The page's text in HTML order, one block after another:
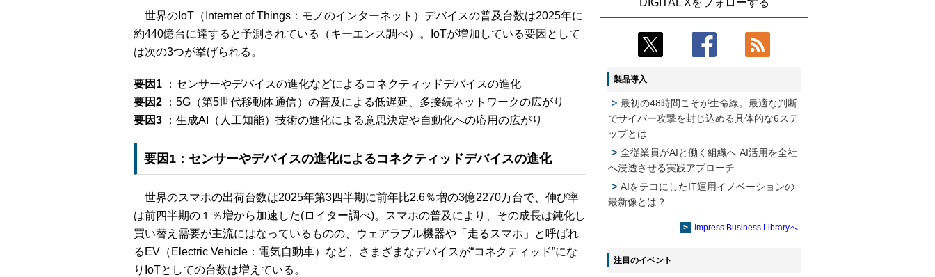
世界のIoT（Internet of Things：モノのインターネット）デバイスの普及台数は2025年に
約440億台に達すると予測されている（キーエンス調べ）。IoTが増加している要因として
は次の3つが挙げられる。
要因1
：センサーやデバイスの進化などによるコネクティッドデバイスの進化
要因2
：5G（第5世代移動体通信）の普及による低遅延、多接続ネットワークの広がり
要因3
：生成AI（人工知能）技術の進化による意思決定や自動化への応用の広がり
要因1：センサーやデバイスの進化によるコネクティッドデバイスの進化
世界のスマホの出荷台数は2025年第3四半期に前年比2.6％増の3億2270万台で、伸び率
は前四半期の１％増から加速した(ロイター調べ)。スマホの普及により、その成長は鈍化し
買い替え需要が主流にはなっているものの、ウェアラブル機器や「走るスマホ」と呼ばれ
るEV（Electric Vehicle：電気自動車）など、さまざまなデバイスが“コネクティッド”にな
りIoTとしての台数は増えている。
けたAIシステムを本格稼働
製造業の現場の暗黙知を組織横断で活用
するためのナレッジ管理基盤、LIGHTzが
3
歩行ロボット利用を検証
4
近大病院と中外製薬、治験参加者組み入
れに電子カルテとAI技術を使う抽出方法
の研究開始
【COMPUTEX 2026：Arm編】チップ自
社製造で鍵を握る台湾サプライチェー
仮想化技術を使う統合基盤を本格稼働
鹿島建設、鋼管柱へのコンクリート充填
時の異常を検出するAIを遠隔監視システ
3
めているのか【第25回】
4
製造業の現場の暗黙知を組織横断で活用
するためのナレッジ管理基盤、LIGHTzが
提供
Umios、消費者起点の販売計画策定に向
けたAIシステムを本格稼働
DIGITAL Xをフォローする
製品導入
最初の48時間こそが生命線。最適な判断
でサイバー攻撃を封じ込める具体的な6ステ
ップとは
全従業員がAIと働く組織へ AI活用を全社
へ浸透させる実践アプローチ
AIをテコにしたIT運用イノベーションの
最新像とは？
Impress Business Libraryへ
注目のイベント